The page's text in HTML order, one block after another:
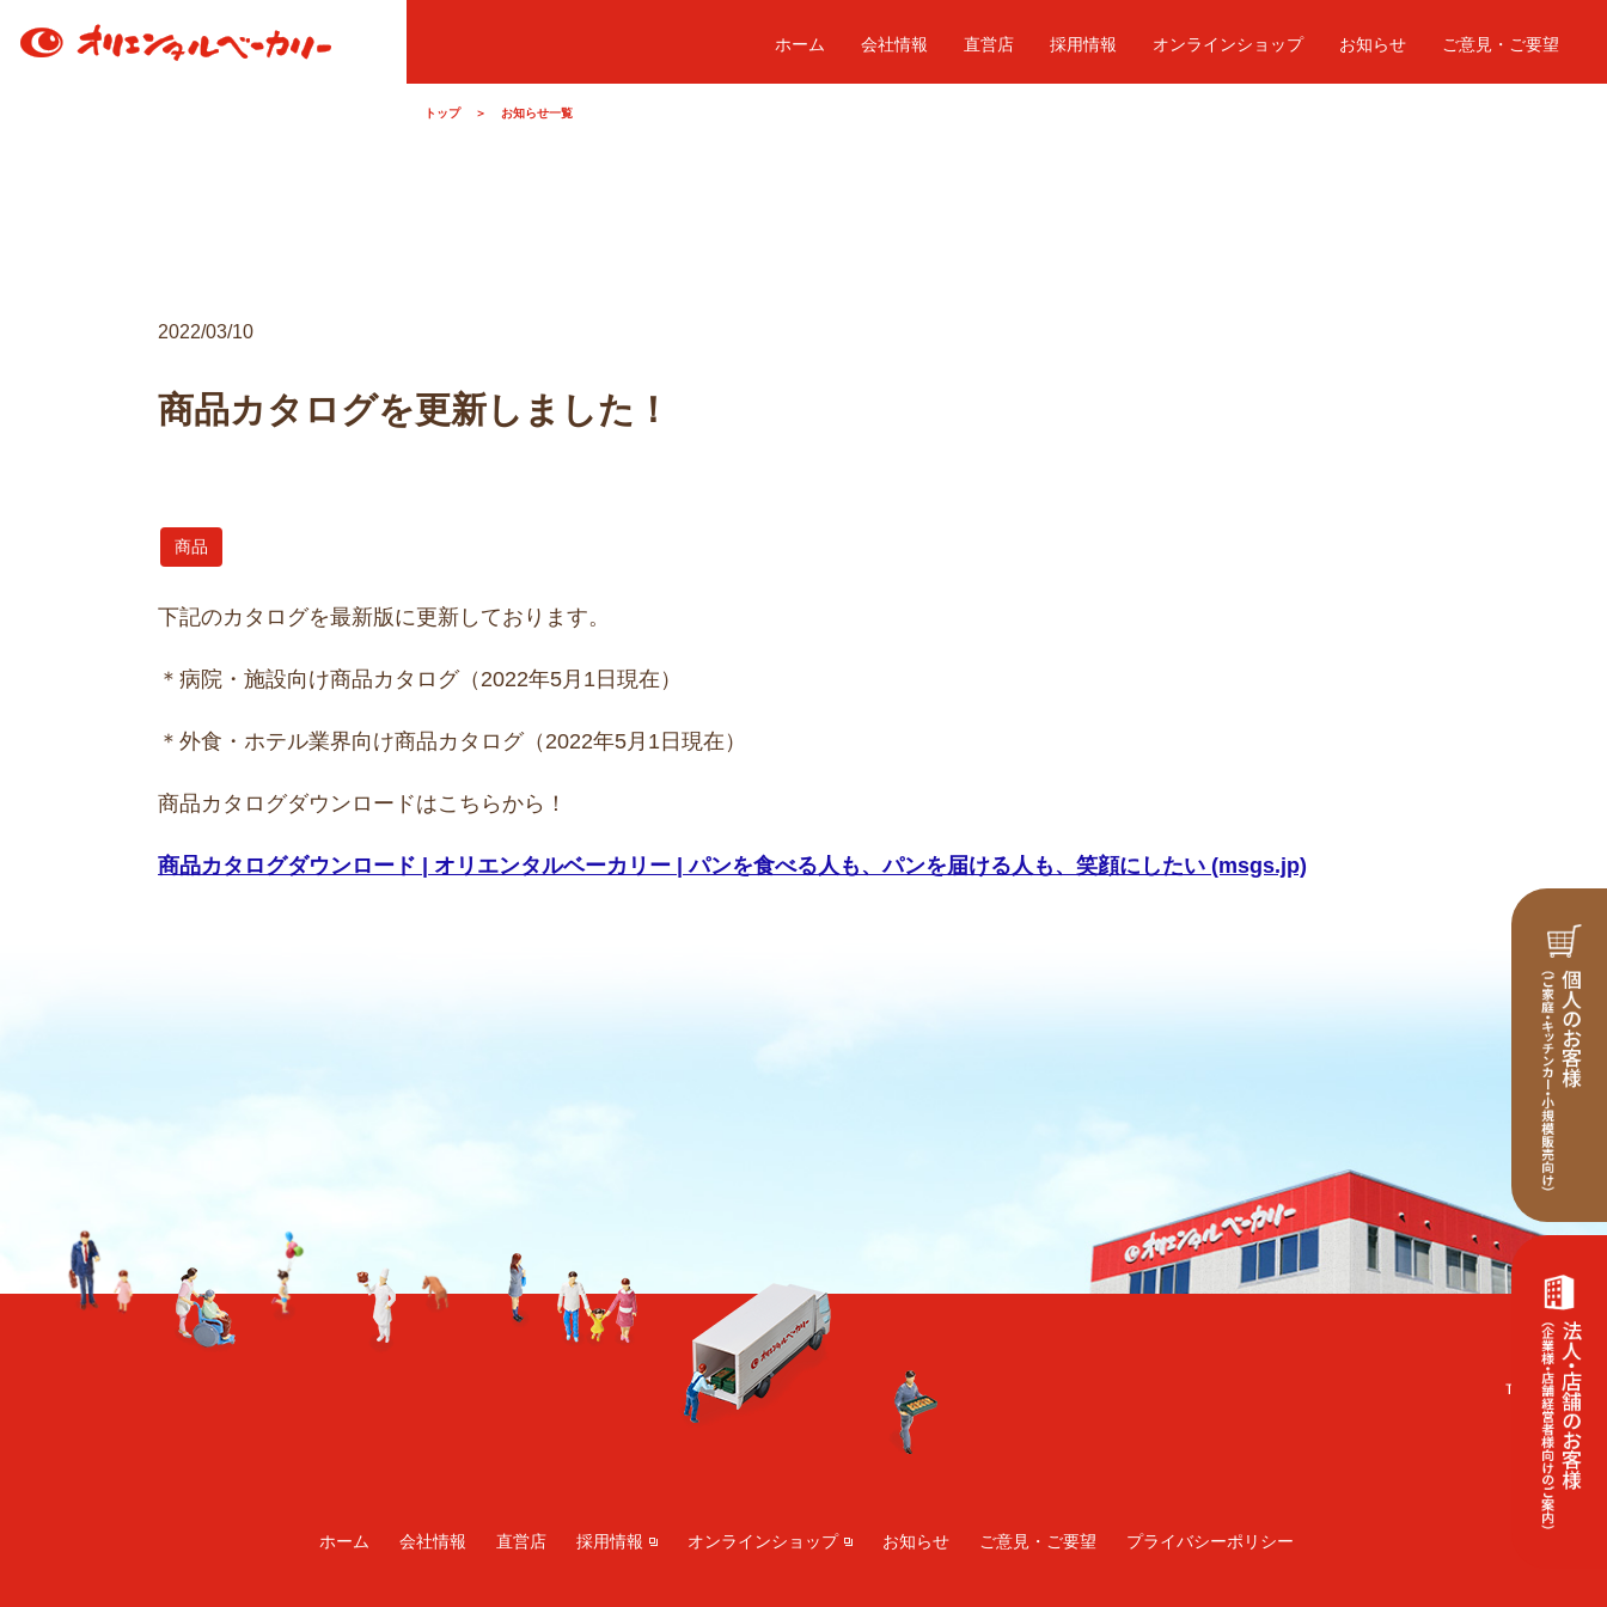
トップ ＞ お知らせ一覧
ホーム 会社情報 直営店 採用情報 オンラインショップ お知らせ ご意見・ご要望
2022/03/10
商品カタログを更新しました！
商品
下記のカタログを最新版に更新しております。
＊病院・施設向け商品カタログ（2022年5月1日現在）
＊外食・ホテル業界向け商品カタログ（2022年5月1日現在）
商品カタログダウンロードはこちらから！
商品カタログダウンロード | オリエンタルベーカリー | パンを食べる人も、パンを届ける人も、笑顔にしたい (msgs.jp)
ホーム 会社情報 直営店 採用情報 オンラインショップ お知らせ ご意見・ご要望 プライバシーポリシー